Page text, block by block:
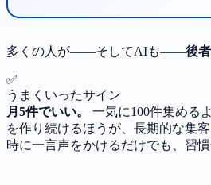
多くの人が——そしてAIも——後
✅
うまくいったサイン
月5件でいい。
一気に100件集める
を作り続けるほうが、長期的な集
時に一言声をかけるだけでも、習